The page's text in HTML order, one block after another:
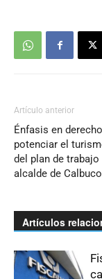
Artículo anterior
Énfasis en
potenciar el
del plan de trabajo
alcalde de Calbuco
Artículos